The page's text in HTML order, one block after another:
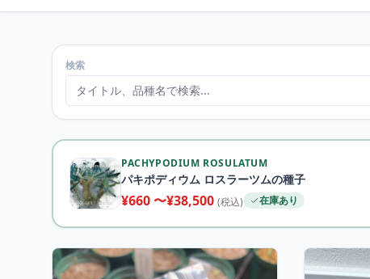
検索
PACHYPODIUM ROSULATUM
パキポディウム ロスラーツムの種子
¥660 〜¥38,500 (税込) 在庫あり